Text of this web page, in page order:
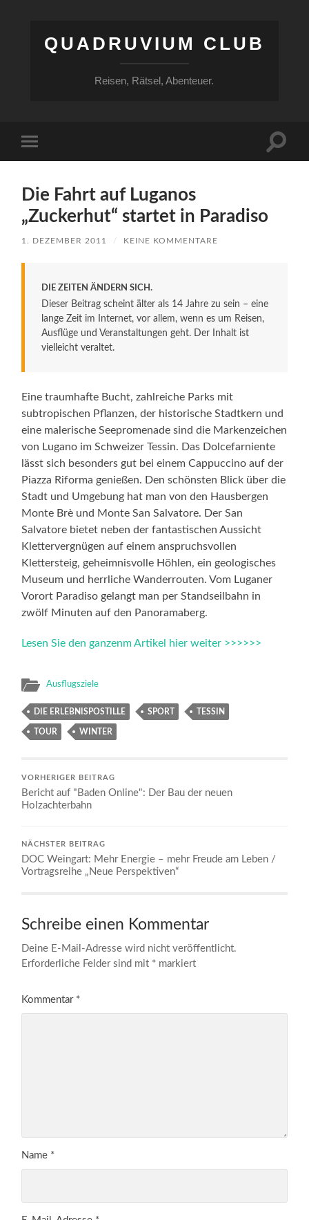
QUADRUVIUM CLUB
Reisen, Rätsel, Abenteuer.
Menü
Die Fahrt auf Luganos
„Zuckerhut“ startet in Paradiso
1. DEZEMBER 2011 / KEINE KOMMENTARE
DIE ZEITEN ÄNDERN SICH.
Dieser Beitrag scheint älter als 14 Jahre zu sein – eine
lange Zeit im Internet, vor allem, wenn es um Reisen,
Ausflüge und Veranstaltungen geht. Der Inhalt ist
vielleicht veraltet.
Eine traumhafte Bucht, zahlreiche Parks mit
subtropischen Pflanzen, der historische Stadtkern und
eine malerische Seepromenade sind die Markenzeichen
von Lugano im Schweizer Tessin. Das Dolcefarniente
lässt sich besonders gut bei einem Cappuccino auf der
Piazza Riforma genießen. Den schönsten Blick über die
Stadt und Umgebung hat man von den Hausbergen
Monte Brè und Monte San Salvatore. Der San
Salvatore bietet neben der fantastischen Aussicht
Klettervergnügen auf einem anspruchsvollen
Klettersteig, geheimnisvolle Höhlen, ein geologisches
Museum und herrliche Wanderrouten. Vom Luganer
Vorort Paradiso gelangt man per Standseilbahn in
zwölf Minuten auf den Panoramaberg.
Lesen Sie den ganzenm Artikel hier weiter >>>>>>
Ausflugsziele
DIE ERLEBNISPOSTILLE SPORT TESSIN
TOUR WINTER
VORHERIGER BEITRAG
Bericht auf "Baden Online": Der Bau der neuen
Holzachterbahn
NÄCHSTER BEITRAG
DOC Weingart: Mehr Energie – mehr Freude am Leben /
Vortragsreihe „Neue Perspektiven“
Schreibe einen Kommentar
Deine E-Mail-Adresse wird nicht veröffentlicht.
Erforderliche Felder sind mit * markiert
Kommentar *
Name *